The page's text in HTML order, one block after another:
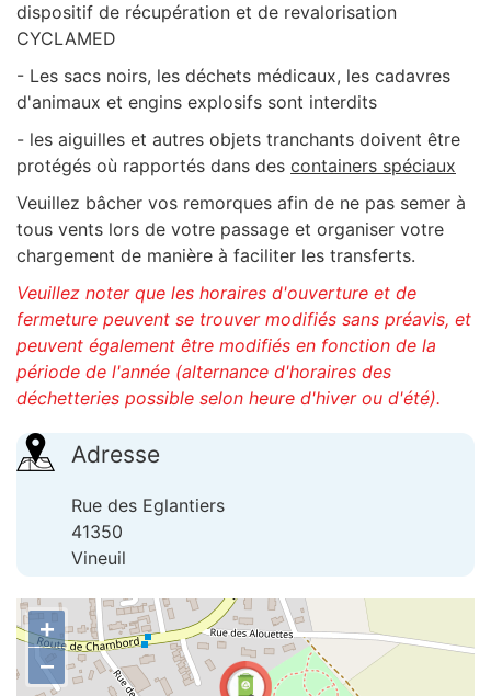
dispositif de récupération et de revalorisation
CYCLAMED
- Les sacs noirs, les déchets médicaux, les cadavres
d'animaux et engins explosifs sont interdits
- les aiguilles et autres objets tranchants doivent être
protégés où rapportés dans des containers spéciaux
Veuillez bâcher vos remorques afin de ne pas semer à
tous vents lors de votre passage et organiser votre
chargement de manière à faciliter les transferts.
Veuillez noter que les horaires d'ouverture et de
fermeture peuvent se trouver modifiés sans préavis, et
peuvent également être modifiés en fonction de la
période de l'année (alternance d'horaires des
déchetteries possible selon heure d'hiver ou d'été).
Adresse
Rue des Eglantiers
41350
Vineuil
+
−